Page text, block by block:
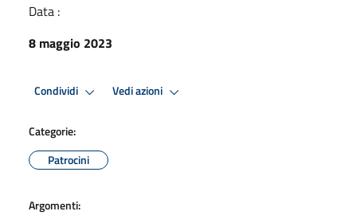
Data :
8 maggio 2023
Condividi Vedi azioni
Categorie:
Patrocini
Argomenti: